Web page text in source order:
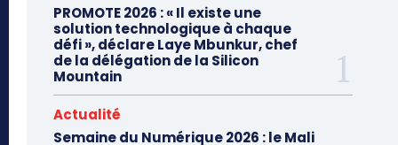
PROMOTE 2026 : « Il existe une
solution technologique à chaque
défi », déclare Laye Mbunkur, chef
de la délégation de la Silicon
Mountain
Actualité
Semaine du Numérique 2026 : le Mali